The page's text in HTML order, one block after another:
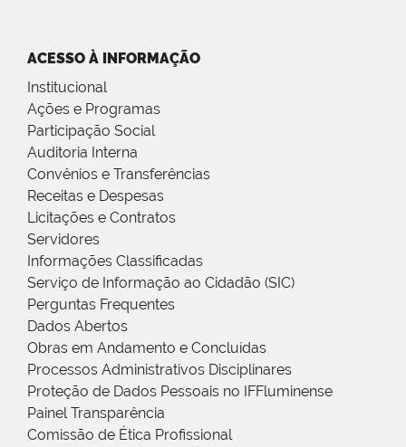
ACESSO À INFORMAÇÃO
Institucional
Ações e Programas
Participação Social
Auditoria Interna
Convênios e Transferências
Receitas e Despesas
Licitações e Contratos
Servidores
Informações Classificadas
Serviço de Informação ao Cidadão (SIC)
Perguntas Frequentes
Dados Abertos
Obras em Andamento e Concluídas
Processos Administrativos Disciplinares
Proteção de Dados Pessoais no IFFluminense
Painel Transparência
Comissão de Ética Profissional